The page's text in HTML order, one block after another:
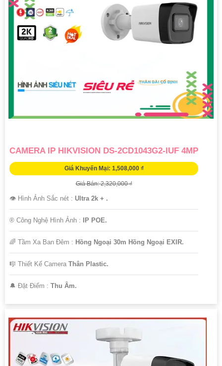
CAMERA IP HIKVISION DS-2CD1043G2-IUF 4MP
Giá Khuyến Mại: 1,508,000 ₫
Giá Bán: 2,320,000 ₫
👁 Hình Ảnh Sắc nét : Ultra 2k + .
®️ Công Nghệ Hình Ảnh : IP POE.
🌈 Tầm Xa Ban Đêm : Hồng Ngoại 30m Hồng Ngoại EXIR.
🎼️ Thiết Kế Camera Thân Plastic.
️🔔 Đặt Điểm : Thu Âm.